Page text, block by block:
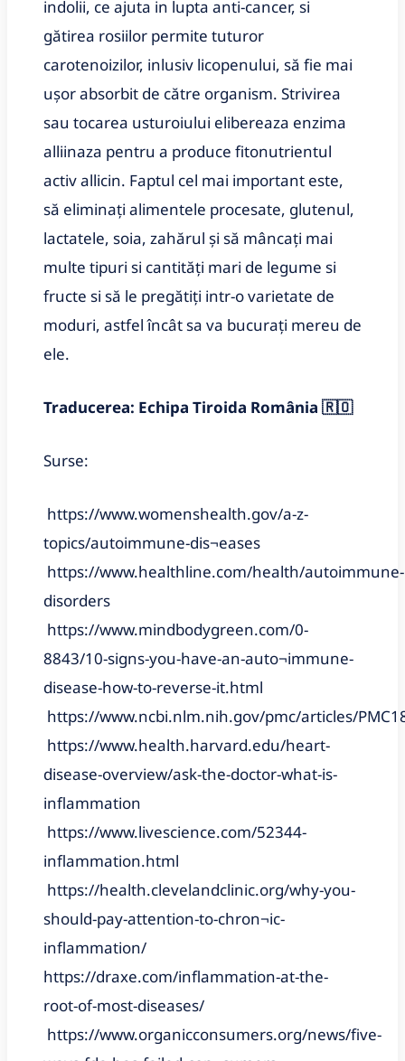
indolii, ce ajuta in lupta anti-cancer, si
gătirea rosiilor permite tuturor
carotenoizilor, inlusiv licopenului, să fie mai
ușor absorbit de către organism. Strivirea
sau tocarea usturoiului elibereaza enzima
alliinaza pentru a produce fitonutrientul
activ allicin. Faptul cel mai important este,
să eliminați alimentele procesate, glutenul,
lactatele, soia, zahărul și să mâncați mai
multe tipuri si cantități mari de legume si
fructe si să le pregătiți intr-o varietate de
moduri, astfel încât sa va bucurați mereu de
ele.
Traducerea: Echipa Tiroida România 🇷🇴
Surse:
https://www.womenshealth.gov/a-z-
topics/autoimmune-dis¬eases
https://www.healthline.com/health/autoimmune-
disorders
https://www.mindbodygreen.com/0-
8843/10-signs-you-have-an-auto¬immune-
disease-how-to-reverse-it.html
https://www.ncbi.nlm.nih.gov/pmc/articles/
https://www.health.harvard.edu/heart-
disease-overview/ask-the-doctor-what-is-
inflammation
https://www.livescience.com/52344-
inflammation.html
https://health.clevelandclinic.org/why-you-
should-pay-attention-to-chron¬ic-
inflammation/
https://draxe.com/inflammation-at-the-
root-of-most-diseases/
https://www.organicconsumers.org/news/five-